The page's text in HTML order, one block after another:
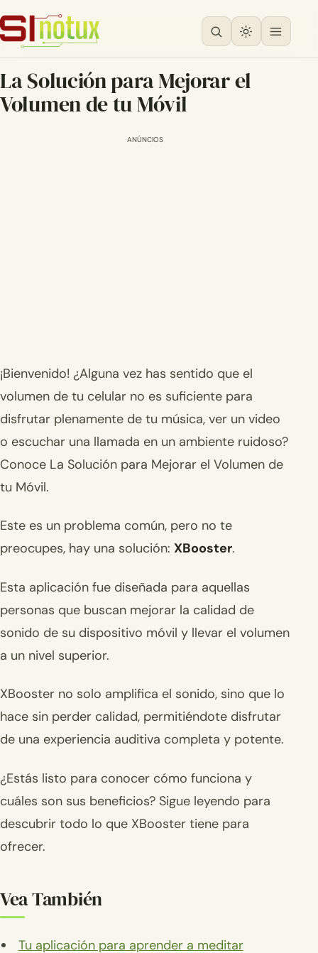
La Solución para Mejorar el
Volumen de tu Móvil
ANÚNCIOS
¡Bienvenido! ¿Alguna vez has sentido que el
volumen de tu celular no es suficiente para
disfrutar plenamente de tu música, ver un video
o escuchar una llamada en un ambiente ruidoso?
Conoce La Solución para Mejorar el Volumen de
tu Móvil.
Este es un problema común, pero no te
preocupes, hay una solución: XBooster.
Esta aplicación fue diseñada para aquellas
personas que buscan mejorar la calidad de
sonido de su dispositivo móvil y llevar el volumen
a un nivel superior.
XBooster no solo amplifica el sonido, sino que lo
hace sin perder calidad, permitiéndote disfrutar
de una experiencia auditiva completa y potente.
¿Estás listo para conocer cómo funciona y
cuáles son sus beneficios? Sigue leyendo para
descubrir todo lo que XBooster tiene para
ofrecer.
Vea También
Tu aplicación para aprender a meditar